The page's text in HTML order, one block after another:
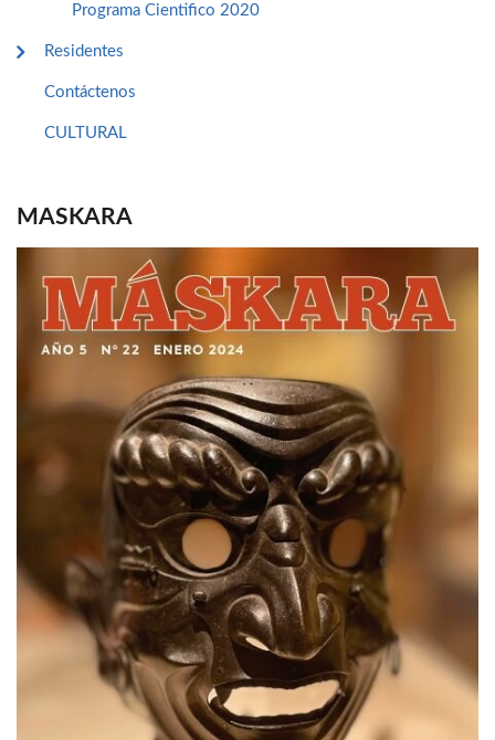
Programa Cientifico 2020
Residentes
Contáctenos
CULTURAL
MASKARA